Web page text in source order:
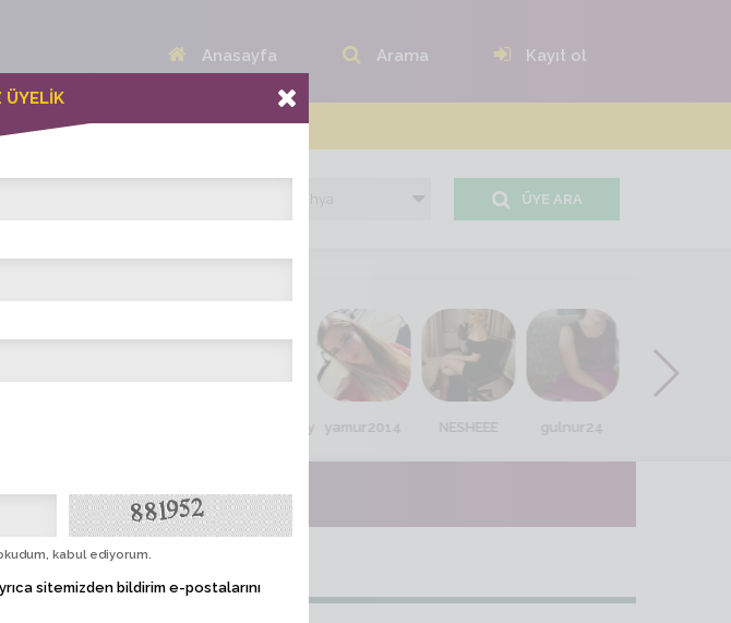
Anasayfa Arama Kayıt ol
ÜYE ARA
deryasimayyyy yamur2014 NESHEEE gulnur24
ÜYELİK
kabul ediyorum.
sitemizden bildirim e-postalarını